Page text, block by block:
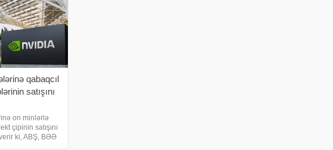
qabaqcıl
satışını
on minlərlə
çipinin satışını
ki, ABŞ, BƏƏ